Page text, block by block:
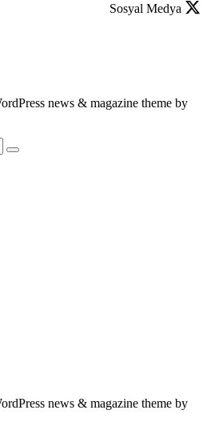
Sosyal Medya
news & magazine theme by
news & magazine theme by